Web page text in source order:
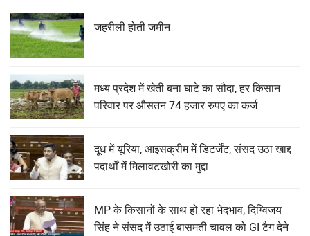
जहरीली होती जमीन
मध्य प्रदेश में खेती बना घाटे का सौदा, हर किसान
परिवार पर औसतन 74 हजार रुपए का कर्ज
दूध में यूरिया, आइसक्रीम में डिटर्जेंट, संसद उठा खाद्द
पदार्थों में मिलावटखोरी का मुद्दा
MP के किसानों के साथ हो रहा भेदभाव, दिग्विजय
सिंह ने संसद में उठाई बासमती चावल को GI टैग देने